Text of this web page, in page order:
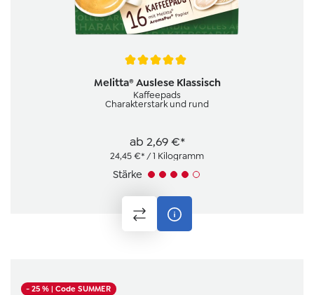
Durchschnittliche Bewertung von 5 von 5 Sternen
Melitta® Auslese Klassisch
Kaffeepads
Charakterstark und rund
ab 2,69 €*
24,45 €* / 1 Kilogramm
Stärke
- 25 %| Code SUMMER